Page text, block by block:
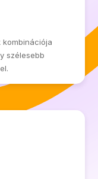
kombinációja
szélesebb